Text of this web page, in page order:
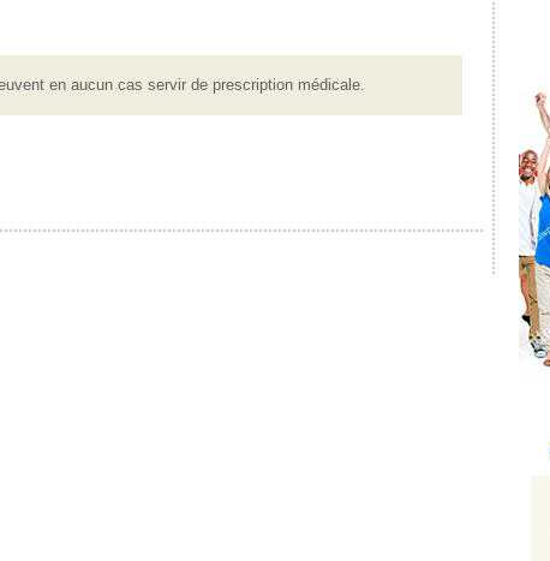
en aucun cas servir de prescription médicale.